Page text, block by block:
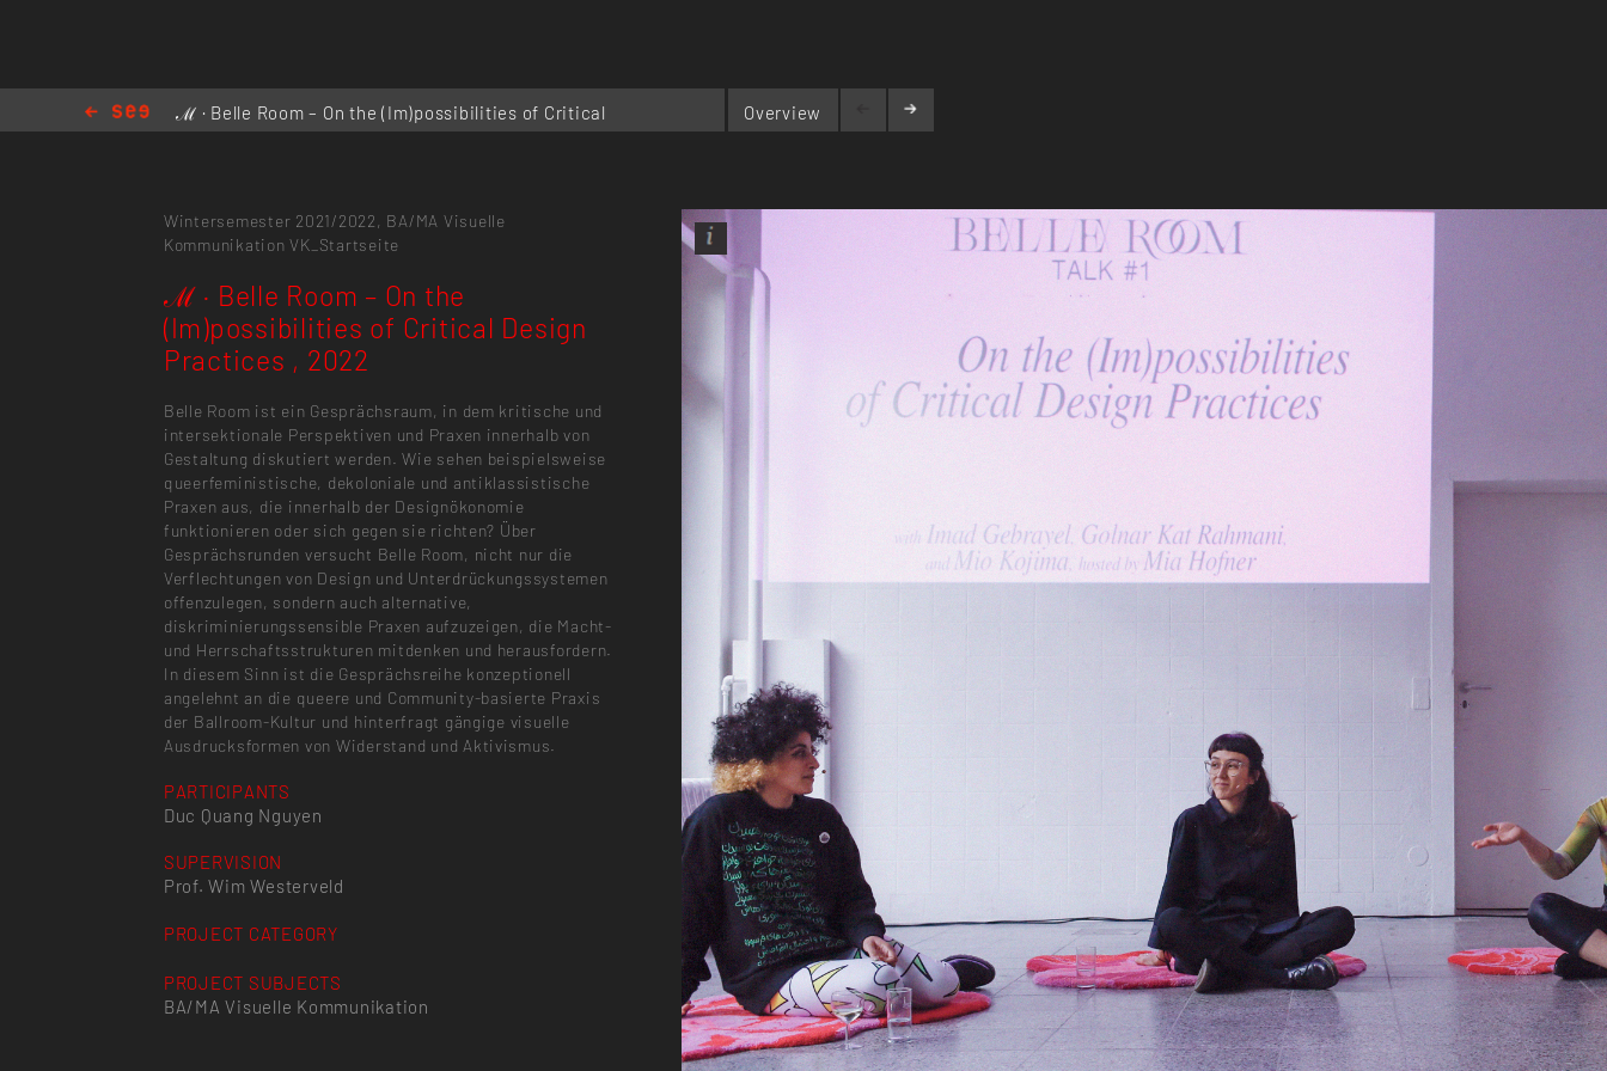
ℳ · Belle Room – On the (Im)possibilities of Critical
Overview
Wintersemester 2021/2022, BA/MA Visuelle
Kommunikation VK_Startseite
ℳ · Belle Room – On the
(Im)possibilities of Critical Design
Practices , 2022
Belle Room ist ein Gesprächsraum, in dem kritische und
intersektionale Perspektiven und Praxen innerhalb von
Gestaltung diskutiert werden. Wie sehen beispielsweise
queerfeministische, dekoloniale und antiklassistische
Praxen aus, die innerhalb der Designökonomie
funktionieren oder sich gegen sie richten? Über
Gesprächsrunden versucht Belle Room, nicht nur die
Verflechtungen von Design und Unterdrückungssystemen
offenzulegen, sondern auch alternative,
diskriminierungssensible Praxen aufzuzeigen, die Macht-
und Herrschaftsstrukturen mitdenken und herausfordern.
In diesem Sinn ist die Gesprächsreihe konzeptionell
angelehnt an die queere und Community-basierte Praxis
der Ballroom-Kultur und hinterfragt gängige visuelle
Ausdrucksformen von Widerstand und Aktivismus.
PARTICIPANTS
Duc Quang Nguyen
SUPERVISION
Prof. Wim Westerveld
PROJECT CATEGORY
PROJECT SUBJECTS
BA/MA Visuelle Kommunikation